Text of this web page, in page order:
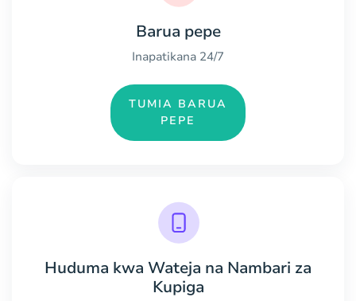
Barua pepe
Inapatikana 24/7
TUMIA BARUA
PEPE
Huduma kwa Wateja na Nambari za
Kupiga